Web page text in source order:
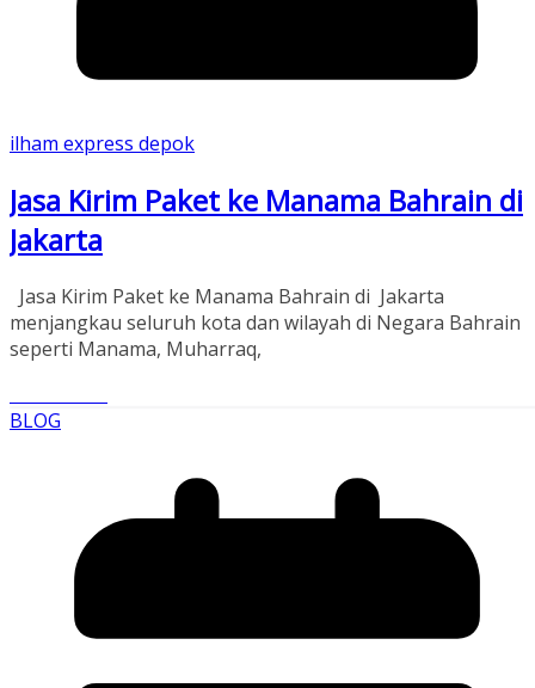
ilham express depok
Jasa Kirim Paket ke Manama Bahrain di
Jakarta
Jasa Kirim Paket ke Manama Bahrain di Jakarta
menjangkau seluruh kota dan wilayah di Negara Bahrain
seperti Manama, Muharraq,
BLOG